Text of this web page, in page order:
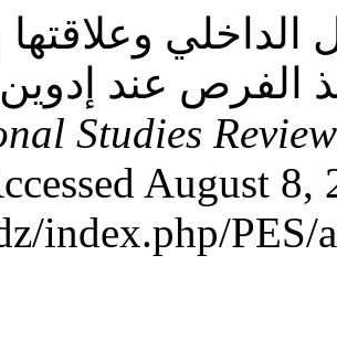
وعلاقتها
Studies Review
August
index.php/